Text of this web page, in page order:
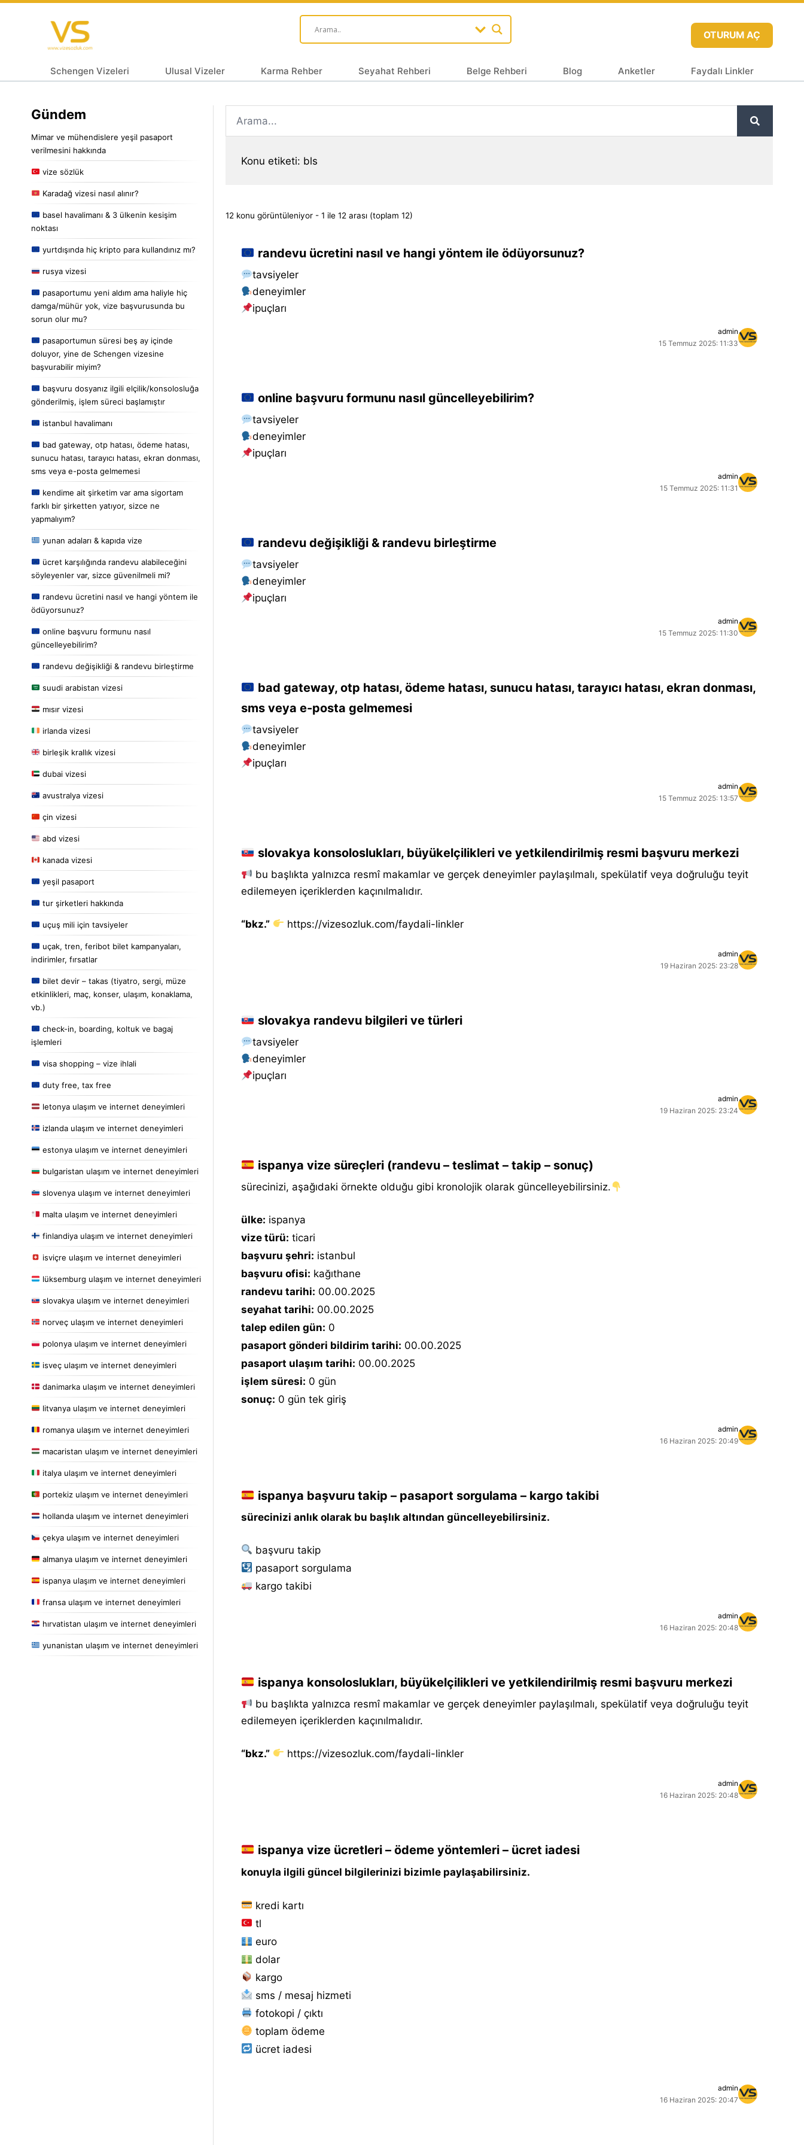
OTURUM AÇ
Schengen Vizeleri Ulusal Vizeler Karma Rehber Seyahat Rehberi Belge Rehberi Blog Anketler Faydalı Linkler
Gündem
Mimar ve mühendislere yeşil pasaport
verilmesini hakkında
vize sözlük
Karadağ vizesi nasıl alınır?
basel havalimanı & 3 ülkenin kesişim
noktası
yurtdışında hiç kripto para kullandınız mı?
rusya vizesi
pasaportumu yeni aldım ama haliyle hiç
damga/mühür yok, vize başvurusunda bu
sorun olur mu?
pasaportumun süresi beş ay içinde
doluyor, yine de Schengen vizesine
başvurabilir miyim?
başvuru dosyanız ilgili elçilik/konsolosluğa
gönderilmiş, işlem süreci başlamıştır
istanbul havalimanı
bad gateway, otp hatası, ödeme hatası,
sunucu hatası, tarayıcı hatası, ekran donması,
sms veya e-posta gelmemesi
kendime ait şirketim var ama sigortam
farklı bir şirketten yatıyor, sizce ne
yapmalıyım?
yunan adaları & kapıda vize
ücret karşılığında randevu alabileceğini
söyleyenler var, sizce güvenilmeli mi?
randevu ücretini nasıl ve hangi yöntem ile
ödüyorsunuz?
online başvuru formunu nasıl
güncelleyebilirim?
randevu değişikliği & randevu birleştirme
suudi arabistan vizesi
mısır vizesi
irlanda vizesi
birleşik krallık vizesi
dubai vizesi
avustralya vizesi
çin vizesi
abd vizesi
kanada vizesi
yeşil pasaport
tur şirketleri hakkında
uçuş mili için tavsiyeler
uçak, tren, feribot bilet kampanyaları,
indirimler, fırsatlar
bilet devir – takas (tiyatro, sergi, müze
etkinlikleri, maç, konser, ulaşım, konaklama,
vb.)
check-in, boarding, koltuk ve bagaj
işlemleri
visa shopping – vize ihlali
duty free, tax free
letonya ulaşım ve internet deneyimleri
izlanda ulaşım ve internet deneyimleri
estonya ulaşım ve internet deneyimleri
bulgaristan ulaşım ve internet deneyimleri
slovenya ulaşım ve internet deneyimleri
malta ulaşım ve internet deneyimleri
finlandiya ulaşım ve internet deneyimleri
isviçre ulaşım ve internet deneyimleri
lüksemburg ulaşım ve internet deneyimleri
slovakya ulaşım ve internet deneyimleri
norveç ulaşım ve internet deneyimleri
polonya ulaşım ve internet deneyimleri
isveç ulaşım ve internet deneyimleri
danimarka ulaşım ve internet deneyimleri
litvanya ulaşım ve internet deneyimleri
romanya ulaşım ve internet deneyimleri
macaristan ulaşım ve internet deneyimleri
italya ulaşım ve internet deneyimleri
portekiz ulaşım ve internet deneyimleri
hollanda ulaşım ve internet deneyimleri
çekya ulaşım ve internet deneyimleri
almanya ulaşım ve internet deneyimleri
ispanya ulaşım ve internet deneyimleri
fransa ulaşım ve internet deneyimleri
hırvatistan ulaşım ve internet deneyimleri
yunanistan ulaşım ve internet deneyimleri
Konu etiketi: bls
12 konu görüntüleniyor - 1 ile 12 arası (toplam 12)
randevu ücretini nasıl ve hangi yöntem ile ödüyorsunuz?
tavsiyeler
deneyimler
i̇puçları
admin
15 Temmuz 2025: 11:33
online başvuru formunu nasıl güncelleyebilirim?
tavsiyeler
deneyimler
i̇puçları
admin
15 Temmuz 2025: 11:31
randevu değişikliği & randevu birleştirme
tavsiyeler
deneyimler
i̇puçları
admin
15 Temmuz 2025: 11:30
bad gateway, otp hatası, ödeme hatası, sunucu hatası, tarayıcı hatası, ekran donması,
sms veya e-posta gelmemesi
tavsiyeler
deneyimler
i̇puçları
admin
15 Temmuz 2025: 13:57
slovakya konsoloslukları, büyükelçilikleri ve yetkilendirilmiş resmi başvuru merkezi
bu başlıkta yalnızca resmî makamlar ve gerçek deneyimler paylaşılmalı, spekülatif veya doğruluğu teyit
edilemeyen içeriklerden kaçınılmalıdır.
“bkz.” https://vizesozluk.com/faydali-linkler
admin
19 Haziran 2025: 23:28
slovakya randevu bilgileri ve türleri
tavsiyeler
deneyimler
i̇puçları
admin
19 Haziran 2025: 23:24
ispanya vize süreçleri (randevu – teslimat – takip – sonuç)
sürecinizi, aşağıdaki örnekte olduğu gibi kronolojik olarak güncelleyebilirsiniz.
ülke: ispanya
vize türü: ticari
başvuru şehri: istanbul
başvuru ofisi: kağıthane
randevu tarihi: 00.00.2025
seyahat tarihi: 00.00.2025
talep edilen gün: 0
pasaport gönderi bildirim tarihi: 00.00.2025
pasaport ulaşım tarihi: 00.00.2025
işlem süresi: 0 gün
sonuç: 0 gün tek giriş
admin
16 Haziran 2025: 20:49
ispanya başvuru takip – pasaport sorgulama – kargo takibi
sürecinizi anlık olarak bu başlık altından güncelleyebilirsiniz.
başvuru takip
pasaport sorgulama
kargo takibi
admin
16 Haziran 2025: 20:48
ispanya konsoloslukları, büyükelçilikleri ve yetkilendirilmiş resmi başvuru merkezi
bu başlıkta yalnızca resmî makamlar ve gerçek deneyimler paylaşılmalı, spekülatif veya doğruluğu teyit
edilemeyen içeriklerden kaçınılmalıdır.
“bkz.” https://vizesozluk.com/faydali-linkler
admin
16 Haziran 2025: 20:48
ispanya vize ücretleri – ödeme yöntemleri – ücret iadesi
konuyla ilgili güncel bilgilerinizi bizimle paylaşabilirsiniz.
kredi kartı
tl
euro
dolar
kargo
sms / mesaj hizmeti
fotokopi / çıktı
toplam ödeme
ücret i̇adesi
admin
16 Haziran 2025: 20:47